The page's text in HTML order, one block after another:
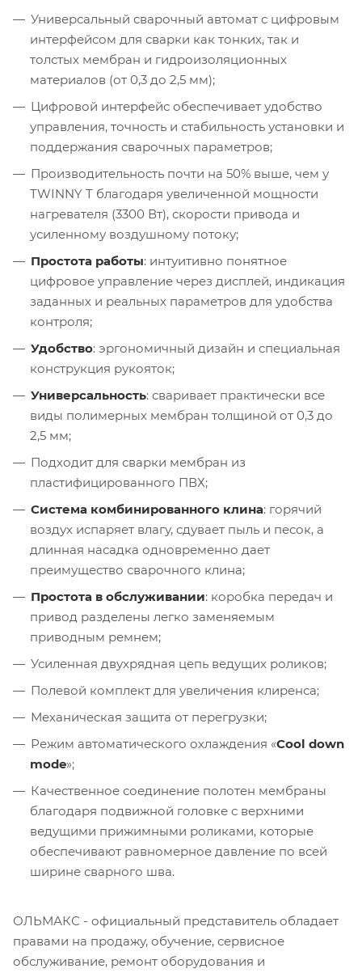
Универсальный сварочный автомат с цифровым
интерфейсом для сварки как тонких, так и
толстых мембран и гидроизоляционных
материалов (от 0,3 до 2,5 мм);
Цифровой интерфейс обеспечивает удобство
управления, точность и стабильность установки и
поддержания сварочных параметров;
Производительность почти на 50% выше, чем у
TWINNY T благодаря увеличенной мощности
нагревателя (3300 Вт), скорости привода и
усиленному воздушному потоку;
Простота работы: интуитивно понятное
цифровое управление через дисплей, индикация
заданных и реальных параметров для удобства
контроля;
Удобство: эргономичный дизайн и специальная
конструкция рукояток;
Универсальность: сваривает практически все
виды полимерных мембран толщиной от 0,3 до
2,5 мм;
Подходит для сварки мембран из
пластифицированного ПВХ;
Система комбинированного клина: горячий
воздух испаряет влагу, сдувает пыль и песок, а
длинная насадка одновременно дает
преимущество сварочного клина;
Простота в обслуживании: коробка передач и
привод разделены легко заменяемым
приводным ремнем;
Усиленная двухрядная цепь ведущих роликов;
Полевой комплект для увеличения клиренса;
Механическая защита от перегрузки;
Режим автоматического охлаждения «Cool down
mode»;
Качественное соединение полотен мембраны
благодаря подвижной головке с верхними
ведущими прижимными роликами, которые
обеспечивают равномерное давление по всей
ширине сварного шва.
ОЛЬМАКС - официальный представитель обладает
правами на продажу, обучение, сервисное
обслуживание, ремонт оборудования и